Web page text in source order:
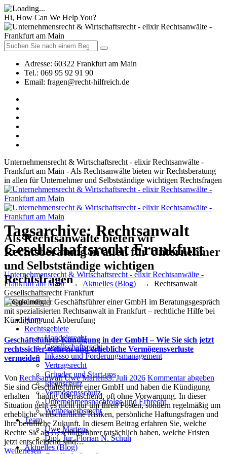
Hi, How Can We Help You?
Adresse: 60322 Frankfurt am Main
Tel.: 069 95 92 91 90
Email: fragen@recht-hilfreich.de
Unternehmensrecht & Wirtschaftsrecht - elixir Rechtsanwälte -
Frankfurt am Main - Als Rechtsanwälte bieten wir Rechtsberatung
in allen für Unternehmer und Selbstständige wichtigen Rechtsfragen
Als Rechtsanwälte bieten wir
Rechtsberatung in allen für Unternehmer
und Selbstständige wichtigen
Rechtsfragen
Toggle menu
Home
Rechtsgebiete
Handelsrecht
Gesellschaftsrecht
Inkasso und Forderungsmanagement
Vertragsrecht
Gründer und Start-ups
Ideenschutz
Vermögensschutz
Unternehmensnachfolge und Erbrecht
Wettbewerbsrecht
Team
Uwe Martens
Dipl. Jur. Florian N. Schuh
Aktuelles (Blog)
Tagsarchive:Rechtsanwalt
Gesellschaftsrecht Frankfurt
Unternehmensrecht & Wirtschaftsrecht - elixir Rechtsanwälte -
Frankfurt am Main → Aktuelles (Blog) → Rechtsanwalt
Gesellschaftsrecht Frankfurt
Geschäftsführer-Kündigung in der GmbH – Wie Sie sich jetzt
rechtssicher wehren und erhebliche Vermögensverluste
vermeiden
Author
Von Rechtsanwalt Uwe MartensPosted
on
3. Juli 2026 Kommentar abgeben
Sie sind Geschäftsführer einer GmbH und haben die Kündigung
erhalten – häufig überraschend, oft ohne Vorwarnung. In dieser
Situation geht es nicht nur um Ihren Posten, sondern regelmäßig um
erhebliche wirtschaftliche Risiken, persönliche Haftungsfragen und
Ihre berufliche Zukunft. In diesem Beitrag erfahren Sie, welche
Rechte Sie als Geschäftsführer tatsächlich haben, welche Fristen
jetzt entscheidend sind…
Weiterlesen